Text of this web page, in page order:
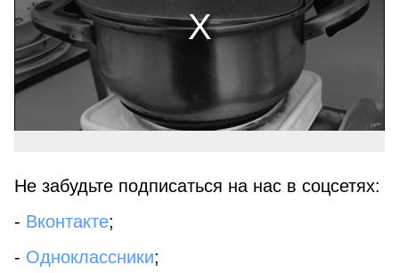
Не забудьте подписаться на нас в соцсетях:
- Вконтакте;
- Одноклассники;